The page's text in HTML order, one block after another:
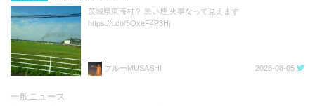
茨城県東海村？ 黒い煙 火事なって見えます
https://t.co/5OxeF4P3Hj
ブルーMUSASHI 2026-08-05
一般ニュース